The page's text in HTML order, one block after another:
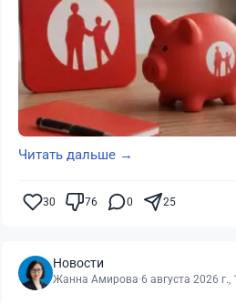
Читать дальше →
30 76 0 25
Новости
Жанна Амирова·6 августа 2026 г.,